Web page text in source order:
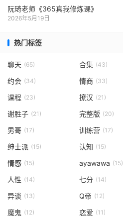
阮琦老师《365真我修炼课》
2026年5月19日
热门标签
聊天 (65) 合集 (43)
约会 (34) 情商 (33)
课程 (23) 撩汉 (21)
谢胜子 (21) 完整版 (20)
男哥 (17) 训练营 (17)
绅士派 (15) 认知 (15)
情感 (15) ayawawa (15)
人性 (14) 七分 (14)
异谈 (13) Q帝 (12)
魔鬼 (12) 恋爱 (11)